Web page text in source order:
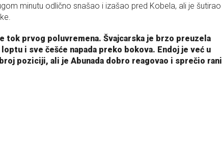
minutu odlično snašao i izašao pred Kobela, ali je šutirao
tok prvog poluvremena. Švajcarska je brzo preuzela
i sve češće napada preko bokova. Endoj je već u
poziciji, ali je Abunada dobro reagovao i sprečio rani